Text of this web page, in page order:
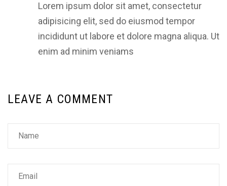
Lorem ipsum dolor sit amet, consectetur
adipisicing elit, sed do eiusmod tempor
incididunt ut labore et dolore magna aliqua. Ut
enim ad minim veniams
LEAVE A COMMENT